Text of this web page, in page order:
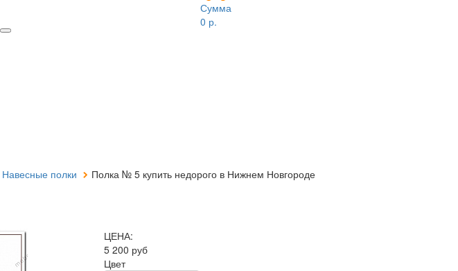
Сумма
0 р.
Навесные полки Полка № 5 купить недорого в Нижнем Новгороде
ЦЕНА:
5 200 руб
Цвет